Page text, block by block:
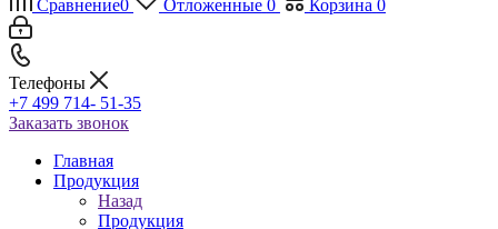
Сравнение0 Отложенные 0 Корзина 0
Телефоны
+7 499 714- 51-35
Заказать звонок
Главная
Продукция
Назад
Продукция